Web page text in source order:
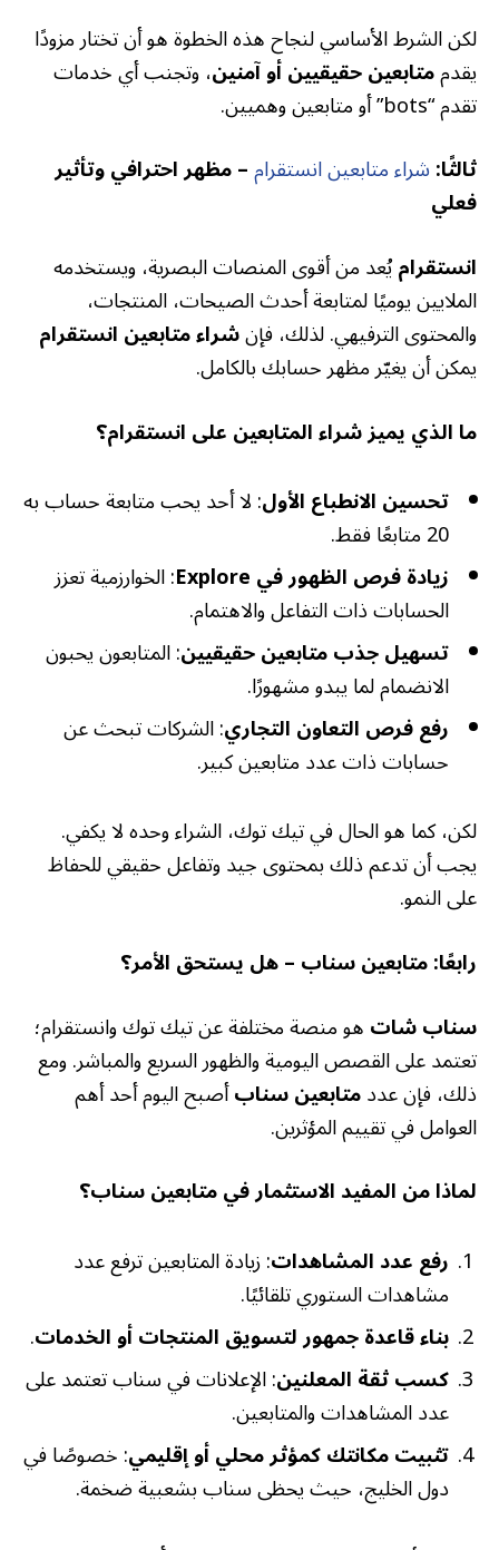
لكن الشرط الأساسي لنجاح هذه الخطوة هو أن تختار مزودًا
يقدممتابعين حقيقيين أو آمنين، وتجنب أي خدمات
تقدم “bots” أو متابعين وهميين.
ثالثًا:شراء متابعين انستقرام– مظهر احترافي وتأثير
فعلي
انستقراميُعد من أقوى المنصات البصرية، ويستخدمه
الملايين يوميًا لمتابعة أحدث الصيحات، المنتجات،
والمحتوى الترفيهي. لذلك، فإنشراء متابعين انستقرام
يمكن أن يغيّر مظهر حسابك بالكامل.
ما الذي يميز شراء المتابعين على انستقرام؟
تحسين الانطباع الأول: لا أحد يحب متابعة حساب به
20 متابعًا فقط.
زيادة فرص الظهور في Explore
: الخوارزمية تعزز
الحسابات ذات التفاعل والاهتمام.
تسهيل جذب متابعين حقيقيين: المتابعون يحبون
الانضمام لما يبدو مشهورًا.
رفع فرص التعاون التجاري: الشركات تبحث عن
حسابات ذات عدد متابعين كبير.
لكن، كما هو الحال في تيك توك، الشراء وحده لا يكفي.
يجب أن تدعم ذلك بمحتوى جيد وتفاعل حقيقي للحفاظ
على النمو.
رابعًا: متابعين سناب – هل يستحق الأمر؟
سناب شاتهو منصة مختلفة عن تيك توك وانستقرام؛
تعتمد على القصص اليومية والظهور السريع والمباشر. ومع
ذلك، فإن عددمتابعين سنابأصبح اليوم أحد أهم
العوامل في تقييم المؤثرين.
لماذا من المفيد الاستثمار في متابعين سناب؟
رفع عدد المشاهدات: زيادة المتابعين ترفع عدد
مشاهدات الستوري تلقائيًا.
بناء قاعدة جمهور لتسويق المنتجات أو الخدمات.
كسب ثقة المعلنين: الإعلانات في سناب تعتمد على
عدد المشاهدات والمتابعين.
تثبيت مكانتك كمؤثر محلي أو إقليمي: خصوصًا في
دول الخليج، حيث يحظى سناب بشعبية ضخمة.